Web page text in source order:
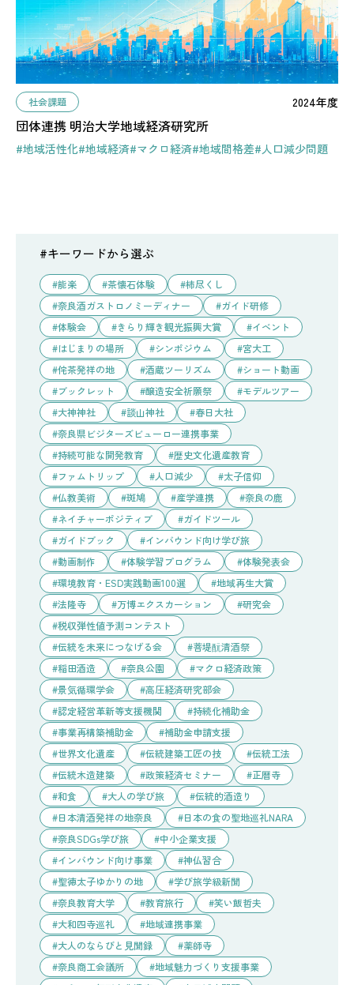
社会課題 2024年度
団体連携 明治大学地域経済研究所
#地域活性化#地域経済#マクロ経済#地域間格差#人口減少問題
#キーワードから選ぶ
能楽 茶懐石体験
柿尽くし
奈良酒ガストロノミーディナー
ガイド研修
体験会
きらり輝き観光振興大賞
イベント
はじまりの場所
シンポジウム
宮大工
侘茶発祥の地
酒蔵ツーリズム
ショート動画
ブックレット
醸造安全祈願祭
モデルツアー
大神神社
談山神社
春日大社
奈良県ビジターズビューロー連携事業
持続可能な開発教育
歴史文化遺産教育
ファムトリップ
人口減少
太子信仰
仏教美術
斑鳩 産学連携
奈良の鹿
ネイチャーポジティブ
ガイドツール
ガイドブック
インバウンド向け学び旅
動画制作
体験学習プログラム
体験発表会
環境教育・ESD実践動画100選
地域再生大賞
法隆寺
万博エクスカーション
研究会
税収弾性値予測コンテスト
伝統を未来につなげる会
菩堤酛清酒祭
稲田酒造
奈良公園
マクロ経済政策
景気循環学会
高圧経済研究部会
認定経営革新等支援機関
持続化補助金
事業再構築補助金
補助金申請支援
世界文化遺産
伝統建築工匠の技
伝統工法
伝統木造建築
政策経済セミナー
正暦寺
和食
大人の学び旅
伝統的酒造り
日本清酒発祥の地奈良
日本の食の聖地巡礼NARA
奈良SDGs学び旅
中小企業支援
インバウンド向け事業
神仏習合
聖徳太子ゆかりの地
学び旅学級新聞
奈良教育大学
教育旅行
笑い飯哲夫
大和四寺巡礼
地域連携事業
大人のならびと見聞録
薬師寺
奈良商工会議所
地域魅力づくり支援事業